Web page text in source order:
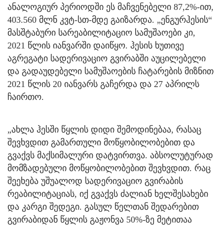
ანალოგიურ პერიოდში ეს მაჩვენებელი 87,2%-ით,
403.560 მლნ კვტ-სთ-მდე გაიზარდა. „ენგურჰესის“
მასშტაბური სარეაბილიტაციო სამუშაოები კი,
2021 წლის იანვარში დაიწყო. ჰესის ხუთივე
აგრეგატი სადერივაციო გვირაბში აუცილებელი
და გადაუდებელი სამუშაოების ჩატარების მიზნით
2021 წლის 20 იანვარს გაჩერდა და 27 აპრილს
ჩაირთო.
„ახლა ჰესში წყლის დიდი შემოდინებაა, რასაც
შევხვდით გამართული მოწყობილობებით და
გვაქვს მაქსიმალური დატვირთვა. აბსოლუტურად
მომზადებული მოწყობილობებით შევხვდით. რაც
შეეხება უშუალოდ სადერივაციო გვირაბის
რეაბილიტაციას, იქ გვაქვს ძალიან ხელშესახები
და კარგი შედეგი. გასულ წელთან შედარებით
გვირაბიდან წყლის გაჟონვა 50%-ზე მეტითაა